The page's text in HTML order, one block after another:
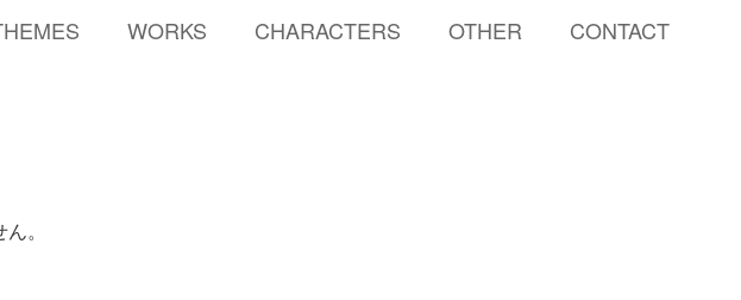
WORKS CHARACTERS OTHER CONTACT
。